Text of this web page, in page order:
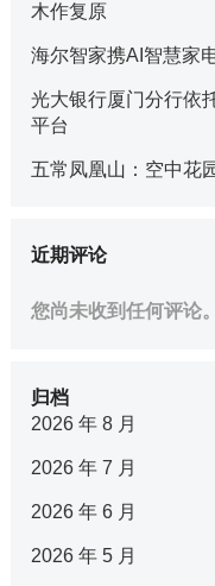
木作复原
海尔智家携AI智慧家
光大银行厦门分行依
平台
五常凤凰山：空中花
近期评论
您尚未收到任何评论。
归档
2026 年 8 月
2026 年 7 月
2026 年 6 月
2026 年 5 月